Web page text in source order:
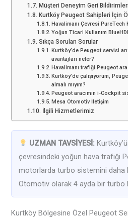
Müşteri Deneyim Geri Bildirimleri
Kurtköy Peugeot Sahipleri İçin
Havalimanı Çevresi PureTech
Yoğun Ticari Kullanım
Sıkça Sorulan Sorular
Kurtköy’de Peugeot servisi
avantajları neler?
Havalimanı trafiği Peugeot
Kurtköy’de çalışıyorum,
almalı mıyım?
Peugeot aracımın i-Cockpit
Mesa Otomotiv İletişim
İlgili Hizmetlerimiz
UZMAN TAVSİYESİ:
çevresindeki yoğun hava trafiği
motorlarda turbo sistemini daha
Otomotiv olarak 4 ayda bir turbo
Kurtköy Bölgesine Özel Peugeot